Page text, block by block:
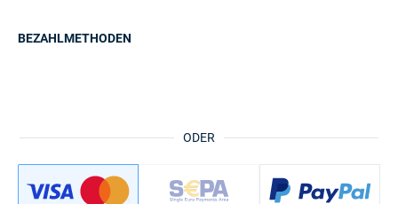
ODER
BEZAHLMETHODEN